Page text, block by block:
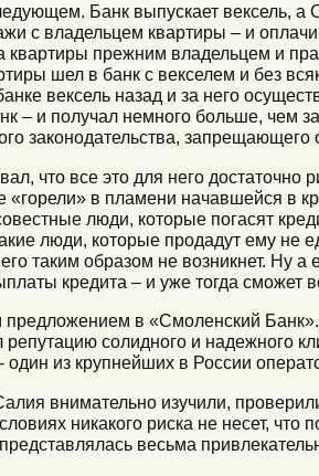
Банк выпускает вексель, а
с владельцем квартиры – и
квартиры прежним владельцем и
шел в банк с векселем и без
вексель назад и за него
– и получал немного больше, чем
законодательства,
что все это для него
в пламени начавшейся в
люди, которые погасят
люди, которые продадут ему не
таким образом не возникнет. Ну
кредита – и уже тогда сможет
в «Смоленский
солидного и надежного
из крупнейших в России
внимательно изучили,
никакого риска не несет, что
весьма